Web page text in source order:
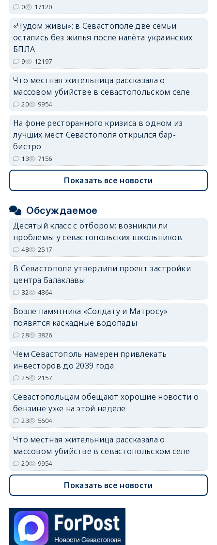
0 17120
«Чудом живы»: в Севастополе две семьи
остались без жилья после налёта украинских
БПЛА
9 12197
Что местная жительница рассказала о
массовом убийстве в севастопольском селе
20 9954
На фоне ресторанного кризиса в одном из
лучших мест Севастополя открылся бар-
бистро
13 7156
Показать все новости
Обсуждаемое
Десятый класс с отбором: возникли ли
проблемы у севастопольских школьников
48 2517
В Севастополе утвердили проект застройки
центра Балаклавы
32 4864
Возле памятника «Солдату и Матросу»
появятся каскадные водопады
28 3826
Чем Севастополь намерен привлекать
инвесторов до 2039 года
25 2157
Севастопольцам обещают хорошие новости о
бензине уже на этой неделе
23 5604
Что местная жительница рассказала о
массовом убийстве в севастопольском селе
20 9954
Показать все новости